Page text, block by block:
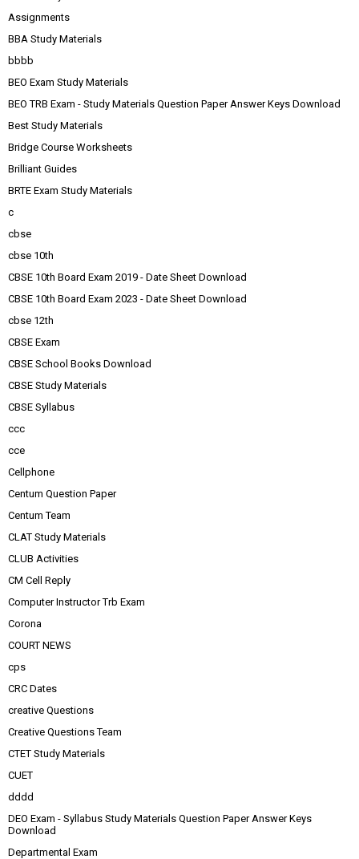
Assignments
BBA Study Materials
bbbb
BEO Exam Study Materials
BEO TRB Exam - Study Materials Question Paper Answer Keys Download
Best Study Materials
Bridge Course Worksheets
Brilliant Guides
BRTE Exam Study Materials
c
cbse
cbse 10th
CBSE 10th Board Exam 2019 - Date Sheet Download
CBSE 10th Board Exam 2023 - Date Sheet Download
cbse 12th
CBSE Exam
CBSE School Books Download
CBSE Study Materials
CBSE Syllabus
ccc
cce
Cellphone
Centum Question Paper
Centum Team
CLAT Study Materials
CLUB Activities
CM Cell Reply
Computer Instructor Trb Exam
Corona
COURT NEWS
cps
CRC Dates
creative Questions
Creative Questions Team
CTET Study Materials
CUET
dddd
DEO Exam - Syllabus Study Materials Question Paper Answer Keys
Download
Departmental Exam